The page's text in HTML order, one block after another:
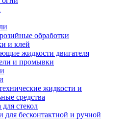
обработки
и клей
жидкости двигателя
и промывки
жидкости и
средства
для стекол
бесконтактной и ручной